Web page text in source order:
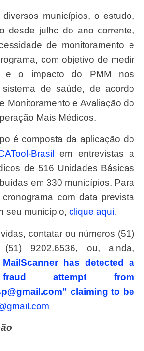
desde julho do ano corrente,
de monitoramento e
com objetivo de medir
e o impacto do PMM nos
de saúde, de acordo
Monitoramento e Avaliação do
Mais Médicos.
é composta da aplicação do
Brasil
em entrevistas a
de 516 Unidades Básicas
em 330 municípios. Para
com data prevista
seu município, clique aqui.
9202.6536, ou, ainda,
MailScanner has detected a
attempt from
” claiming to be